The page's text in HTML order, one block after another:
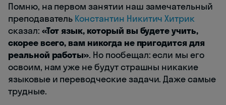
Помню, на первом занятии наш замечательный
преподаватель Константин Никитич Хитрик
сказал: «Тот язык, который вы будете учить,
скорее всего, вам никогда не пригодится для
реальной работы». Но пообещал: если мы его
освоим, нам уже не будут страшны никакие
языковые и переводческие задачи. Даже самые
трудные.